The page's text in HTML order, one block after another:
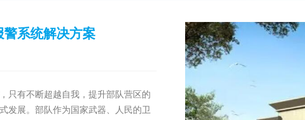
警系统解决方案
事件，引起了广泛的社会关注。这些
考验，必须务必从根本上改变监所安